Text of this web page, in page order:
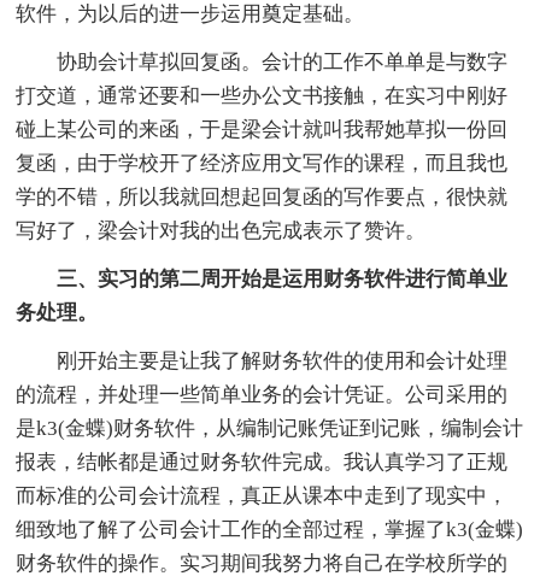
软件，为以后的进一步运用奠定基础。
协助会计草拟回复函。会计的工作不单单是与数字
打交道，通常还要和一些办公文书接触，在实习中刚好
碰上某公司的来函，于是梁会计就叫我帮她草拟一份回
复函，由于学校开了经济应用文写作的课程，而且我也
学的不错，所以我就回想起回复函的写作要点，很快就
写好了，梁会计对我的出色完成表示了赞许。
三、实习的第二周开始是运用财务软件进行简单业
务处理。
刚开始主要是让我了解财务软件的使用和会计处理
的流程，并处理一些简单业务的会计凭证。公司采用的
是k3(金蝶)财务软件，从编制记账凭证到记账，编制会计
报表，结帐都是通过财务软件完成。我认真学习了正规
而标准的公司会计流程，真正从课本中走到了现实中，
细致地了解了公司会计工作的全部过程，掌握了k3(金蝶)
财务软件的操作。实习期间我努力将自己在学校所学的